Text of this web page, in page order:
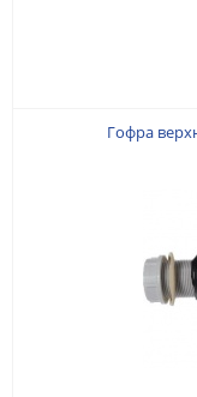
Гофра